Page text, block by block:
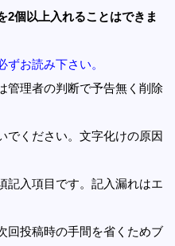
2個以上入れることはできま
お読み下さい。
管理者の判断で予告無く削除
でください。文字化けの原因
記入項目です。記入漏れはエ
回投稿時の手間を省くためブ